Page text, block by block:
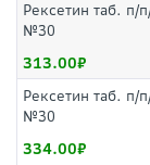
Рексетин таб. п/
№30
313.00
Рексетин таб. п/
№30
334.00